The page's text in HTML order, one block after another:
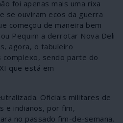
foi apenas mais uma rixa
se ouviram ecos da guerra
começou de maneira bem
Pequim a derrotar Nova Deli
agora, o tabuleiro
sendo parte do
que está em
Oficiais militares de
e indianos, por fim,
no passado fim-de-semana.